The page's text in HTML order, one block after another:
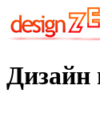
Дизайн